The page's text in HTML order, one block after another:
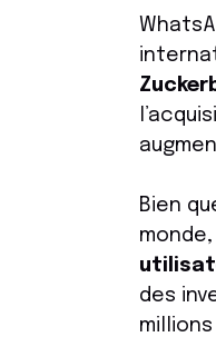
Bien
des